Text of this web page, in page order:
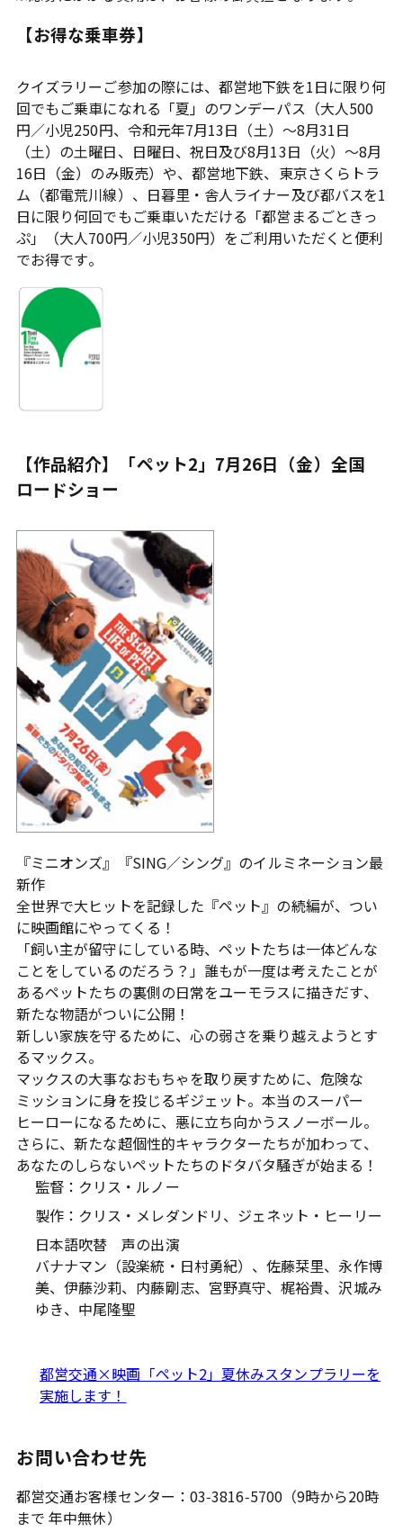
【お得な乗車券】
クイズラリーご参加の際には、都営地下鉄を1日に限り何
回でもご乗車になれる「夏」のワンデーパス（大人500
円／小児250円、令和元年7月13日（土）～8月31日
（土）の土曜日、日曜日、祝日及び8月13日（火）～8月
16日（金）のみ販売）や、都営地下鉄、東京さくらトラ
ム（都電荒川線）、日暮里・舎人ライナー及び都バスを1
日に限り何回でもご乗車いただける「都営まるごときっ
ぷ」（大人700円／小児350円）をご利用いただくと便利
でお得です。
【作品紹介】「ペット2」7月26日（金）全国
ロードショー
『ミニオンズ』『SING／シング』のイルミネーション最
新作
全世界で大ヒットを記録した『ペット』の続編が、つい
に映画館にやってくる！
「飼い主が留守にしている時、ペットたちは一体どんな
ことをしているのだろう？」誰もが一度は考えたことが
あるペットたちの裏側の日常をユーモラスに描きだす、
新たな物語がついに公開！
新しい家族を守るために、心の弱さを乗り越えようとす
るマックス。
マックスの大事なおもちゃを取り戻すために、危険な
ミッションに身を投じるギジェット。本当のスーパー
ヒーローになるために、悪に立ち向かうスノーボール。
さらに、新たな超個性的キャラクターたちが加わって、
あなたのしらないペットたちのドタバタ騒ぎが始まる！
監督：クリス・ルノー
製作：クリス・メレダンドリ、ジェネット・ヒーリー
日本語吹替 声の出演
バナナマン（設楽統・日村勇紀）、佐藤栞里、永作博
美、伊藤沙莉、内藤剛志、宮野真守、梶裕貴、沢城み
ゆき、中尾隆聖
都営交通×映画「ペット2」夏休みスタンプラリーを
実施します！
お問い合わせ先
都営交通お客様センター：03-3816-5700（9時から20時
まで 年中無休）